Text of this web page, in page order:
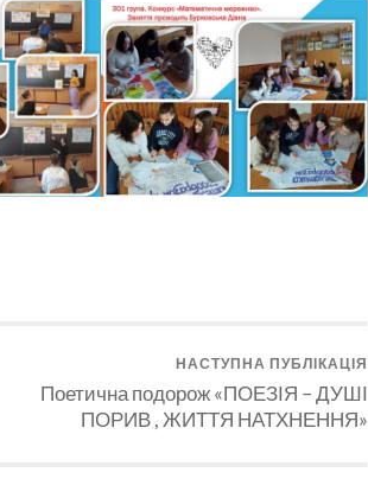
НАСТУПНА ПУБЛІКАЦІЯ
Поетична подорож «ПОЕЗІЯ – ДУШІ
ПОРИВ , ЖИТТЯ НАТХНЕННЯ»